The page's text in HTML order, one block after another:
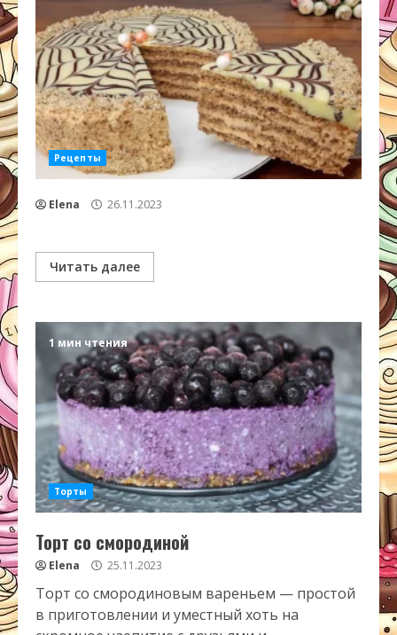
Рецепты
Elena 26.11.2023
Читать далее
1 мин чтения
Торты
Торт со смородиной
Elena 25.11.2023
Торт со смородиновым вареньем — простой
в приготовлении и уместный хоть на